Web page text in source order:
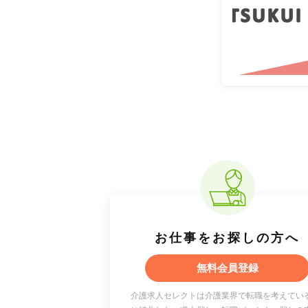
お仕事をお探しの方へ
無料会員登録
介護求人セレクトは介護業界で転職を考えてい